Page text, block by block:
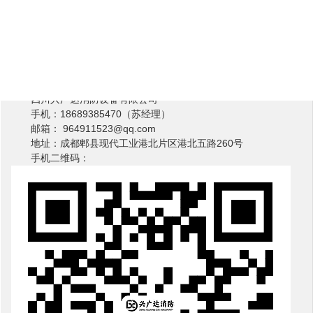
四川兴广达消防设备有限公司
手机：18689385470（苏经理）
邮箱： 964911523@qq.com
地址：成都郫县现代工业港北片区港北五路260号
手机二维码：